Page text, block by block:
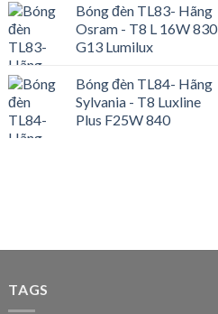
Bóng đèn TL83- Hãng
Osram - T8 L 16W 830
G13 Lumilux
Bóng đèn TL84- Hãng
Sylvania - T8 Luxline
Plus F25W 840
TAGS